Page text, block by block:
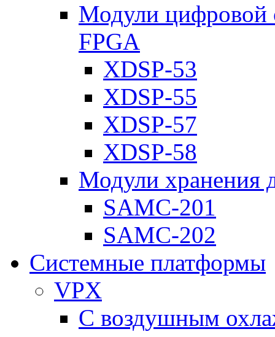
Модули цифровой
FPGA
XDSP-53
XDSP-55
XDSP-57
XDSP-58
Модули хранения
SAMC-201
SAMC-202
Системные платформы
VPX
С воздушным